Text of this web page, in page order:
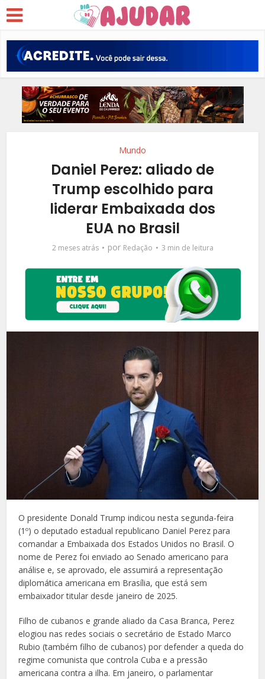
Mundo
Daniel Perez: aliado de
Trump escolhido para
liderar Embaixada dos
EUA no Brasil
2 meses atrás por Redação 3 min de leitura
O presidente Donald Trump indicou nesta segunda-feira
(1º) o deputado estadual republicano Daniel Perez para
comandar a Embaixada dos Estados Unidos no Brasil. O
nome de Perez foi enviado ao Senado americano para
análise e, se aprovado, ele assumirá a representação
diplomática americana em Brasília, que está sem
embaixador titular desde janeiro de 2025.
Filho de cubanos e grande aliado da Casa Branca, Perez
elogiou nas redes sociais o secretário de Estado Marco
Rubio (também filho de cubanos) por defender a queda do
regime comunista que controla Cuba e a pressão
americana contra a ilha. Em janeiro, o parlamentar